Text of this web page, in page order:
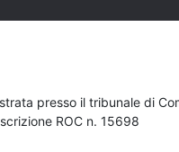
presso il tribunale di
ROC n. 15698